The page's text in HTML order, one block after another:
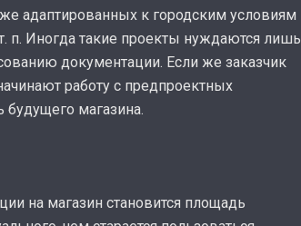
адаптированных к городским условиям
п. Иногда такие проекты нуждаются лишь
документации. Если же заказчик
работу с предпроектных
будущего магазина.
на магазин становится площадь